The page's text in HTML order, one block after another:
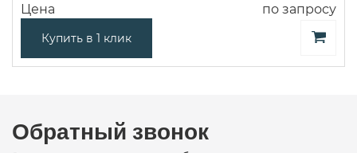
Цена по запросу
Купить в 1 клик
Обратный звонок